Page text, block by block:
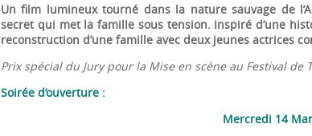
Un film lumineux tourné dans la nature sauvage de
secret qui met la famille sous tension. Inspiré d’une
reconstruction d’une famille avec deux jeunes actrices
Prix spécial du Jury pour la Mise en scène au Festival de
Soirée d’ouverture :
Mercredi 14